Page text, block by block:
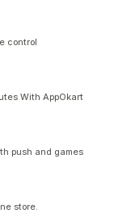
control
With AppOkart
push and games
store.